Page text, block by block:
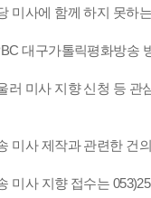
미사에 함께 하지 못하
대구가톨릭평화방송
러 미사 지향 신청 등 관
미사 제작과 관련한 건
미사 지향 접수는